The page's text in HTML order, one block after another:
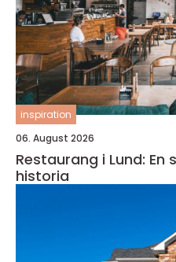
inspiration
06. August 2026
Restaurang i Lund:
historia